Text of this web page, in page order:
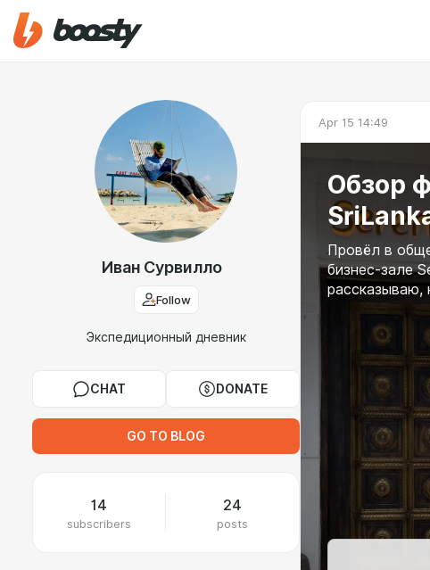
Иван Сурвилло
Follow
Экспедиционный дневник
CHAT DONATE
GO TO BLOG
14
subscribers
24
posts
Apr 15 14:49
Обзор
Провёл в
бизнес-зале
рассказываю,